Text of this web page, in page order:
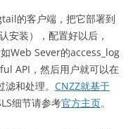
的客户端，把它部署到
安装），配置好以后，
Web Sever的access_log
API，然后用户就可以在
和处理。 CNZZ就基于
细节请参考官方主页。